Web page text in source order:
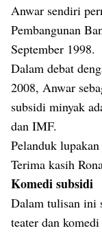
Anwar sendiri
Pembangunan
September 1998.
Dalam debat
2008, Anwar
subsidi minyak
dan IMF.
Pelanduk
Terima kasih
Komedi subsidi
Dalam tulisan ini
teater dan